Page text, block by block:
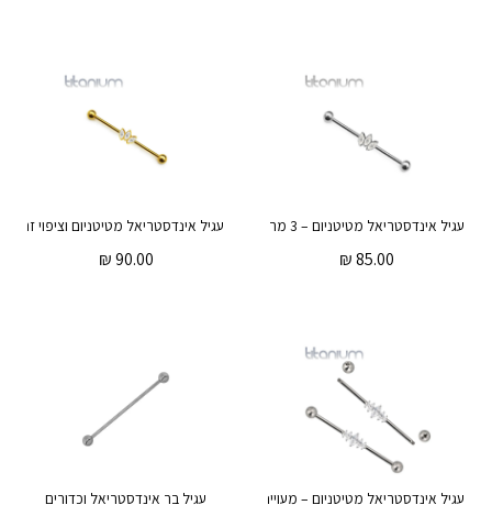
עגיל אינדסטריאל מטיטניום – 3 מרקיזים לבנים
85.00
₪
90.00
₪
עגיל בר אינדסטריאל וכדורים